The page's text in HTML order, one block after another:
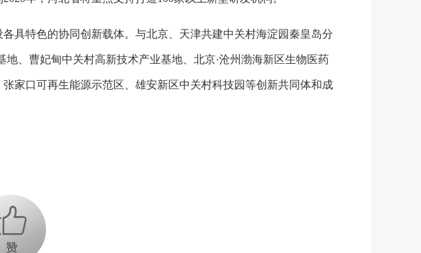
各具特色的协同创新载体。 与北京、天津共建中关村海淀园秦皇岛分
、曹妃甸中关村高新技术产业基地、北京·沧州渤海新区生物医药
家口可再生能源示范区、雄安新区中关村科技园等创新共同体和成
+1